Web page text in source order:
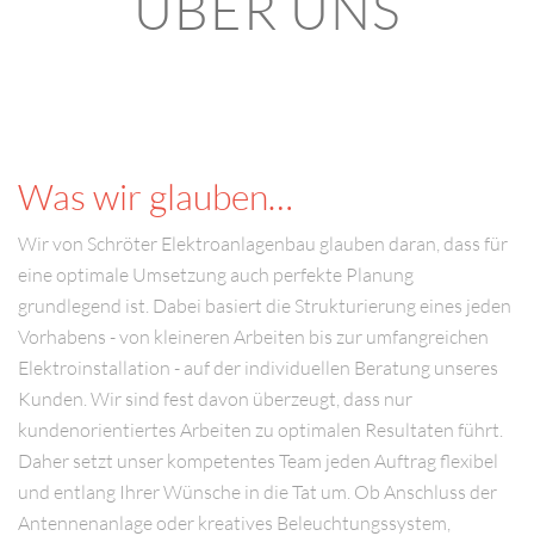
Was wir glauben…
Wir von Schröter Elektroanlagenbau glauben daran, dass für
eine optimale Umsetzung auch perfekte Planung
grundlegend ist. Dabei basiert die Strukturierung eines jeden
Vorhabens - von kleineren Arbeiten bis zur umfangreichen
Elektroinstallation - auf der individuellen Beratung unseres
Kunden. Wir sind fest davon überzeugt, dass nur
kundenorientiertes Arbeiten zu optimalen Resultaten führt.
Daher setzt unser kompetentes Team jeden Auftrag flexibel
und entlang Ihrer Wünsche in die Tat um. Ob Anschluss der
Antennenanlage oder kreatives Beleuchtungssystem,